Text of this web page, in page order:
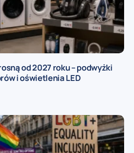
od 2027 roku – podwyżki
i oświetlenia LED